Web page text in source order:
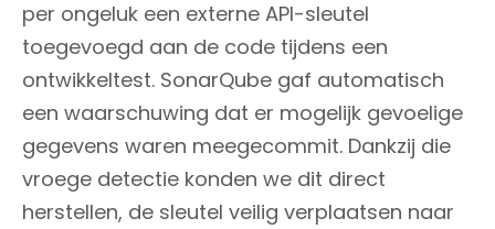
per ongeluk een externe API-sleutel
toegevoegd aan de code tijdens een
ontwikkeltest. SonarQube gaf automatisch
een waarschuwing dat er mogelijk gevoelige
gegevens waren meegecommit. Dankzij die
vroege detectie konden we dit direct
herstellen, de sleutel veilig verplaatsen naar